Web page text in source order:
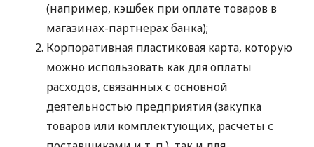
(например, кэшбек при оплате товаров в
магазинах-партнерах банка);
Корпоративная пластиковая карта, которую
можно использовать как для оплаты
расходов, связанных с основной
деятельностью предприятия (закупка
товаров или комплектующих, расчеты с